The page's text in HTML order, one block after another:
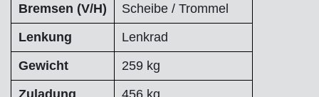
Bremsen (V/H)
Scheibe / Trommel
Lenkung
Lenkrad
Gewicht
259 kg
Zuladung
456 kg